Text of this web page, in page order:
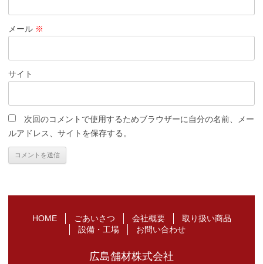
メール ※
サイト
次回のコメントで使用するためブラウザーに自分の名前、メー
ルアドレス、サイトを保存する。
HOME ごあいさつ 会社概要
取り扱い商品
設備・工場
お問い合わせ
広島舗材株式会社